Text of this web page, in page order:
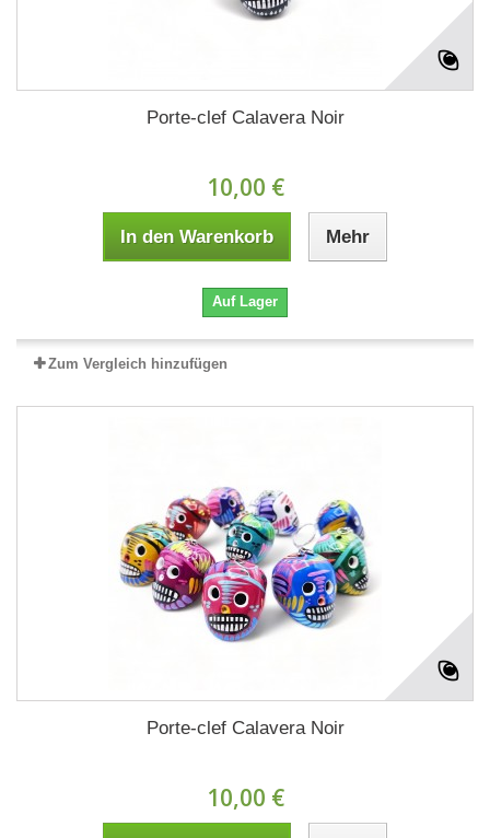
Porte-clef Calavera Noir
10,00 €
In den Warenkorb Mehr
Auf Lager
Zum Vergleich hinzufügen
Porte-clef Calavera Noir
10,00 €